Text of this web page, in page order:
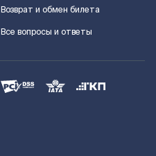
Возврат и обмен билета
Все вопросы и ответы